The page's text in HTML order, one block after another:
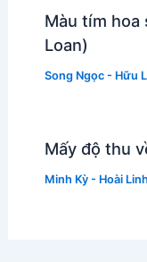
Màu tím hoa
Loan)
Song Ngọc - Hữu
Mấy độ thu
Minh Kỳ - Hoài Linh